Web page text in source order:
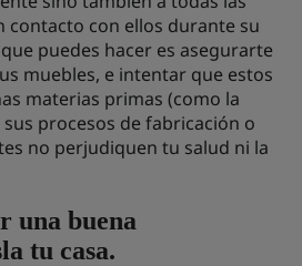
contacto con ellos durante su
puedes hacer es asegurarte
muebles, e intentar que estos
materias primas (como la
procesos de fabricación o
no perjudiquen tu salud ni la
una buena
tu casa.